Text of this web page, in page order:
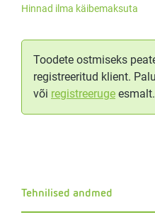
Hinnad ilma käibemaksuta
Toodete ostmiseks
registreeritud klient.
või registreeruge esmalt.
Tehnilised andmed